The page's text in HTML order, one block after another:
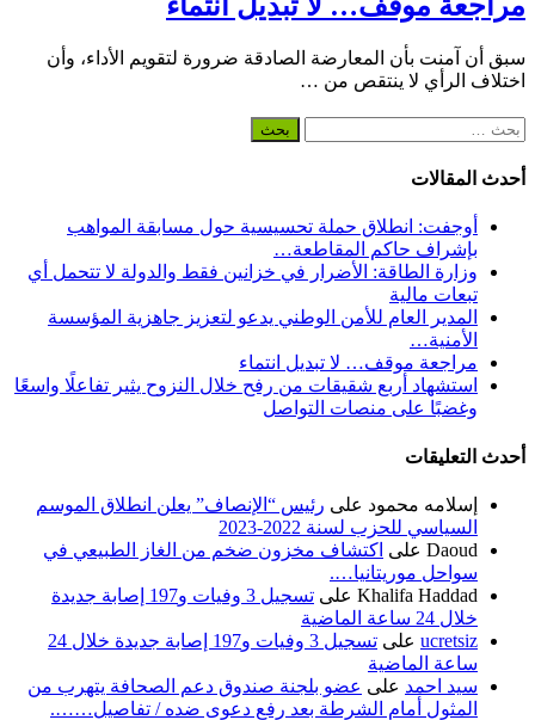
سبق أن آمنت بأن المعارضة الصادقة ضرورة لتقويم الأداء، وأن
اختلاف الرأي لا ينتقص من …
البحث
أحدث المقالات
أوجفت: انطلاق حملة تحسيسية حول مسابقة المواهب
بإشراف حاكم المقاطعة…
وزارة الطاقة: الأضرار في خزانين فقط والدولة لا تتحمل أي
تبعات مالية
المدير العام للأمن الوطني يدعو لتعزيز جاهزية المؤسسة
الأمنية…
مراجعة موقف… لا تبديل انتماء
استشهاد أربع شقيقات من رفح خلال النزوح يثير تفاعلًا واسعًا
وغضبًا على منصات التواصل
أحدث التعليقات
إسلامه محمود على رئيس “الإنصاف” يعلن انطلاق الموسم
السياسي للحزب لسنة 2022-2023
Daoud على اكتشاف مخزون ضخم من الغاز الطبيعي في
سواحل موريتانيا….
Khalifa Haddad على
تسجيل 3 وفيات و197 إصابة جديدة
خلال 24 ساعة الماضية
ucretsiz على
تسجيل 3 وفيات و197 إصابة جديدة خلال 24
ساعة الماضية
سيد احمد على عضو بلجنة صندوق دعم الصحافة يتهرب من
المثول أمام الشرطة بعد رفع دعوى ضده / تفاصيل…….